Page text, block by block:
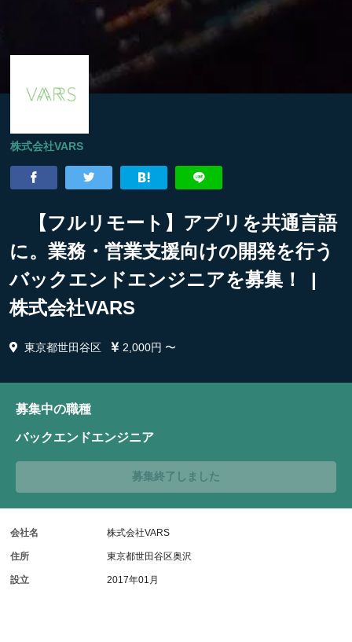
株式会社VARS
【フルリモート】アプリを共通言語
に。業務・営業支援向けの開発を行う
バックエンドエンジニアを募集！ |
株式会社VARS
東京都世田谷区 2,000円 〜
募集中の職種
バックエンドエンジニア
募集終了しました
会社名 株式会社VARS
住所 東京都世田谷区奥沢
設立 2017年01月